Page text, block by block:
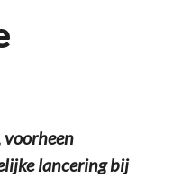
voorheen
lancering bij